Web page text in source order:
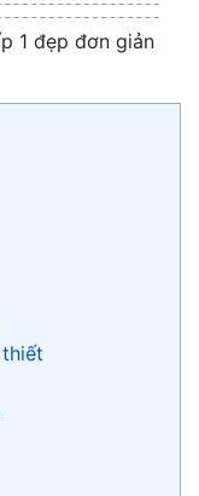
1 đẹp đơn giản